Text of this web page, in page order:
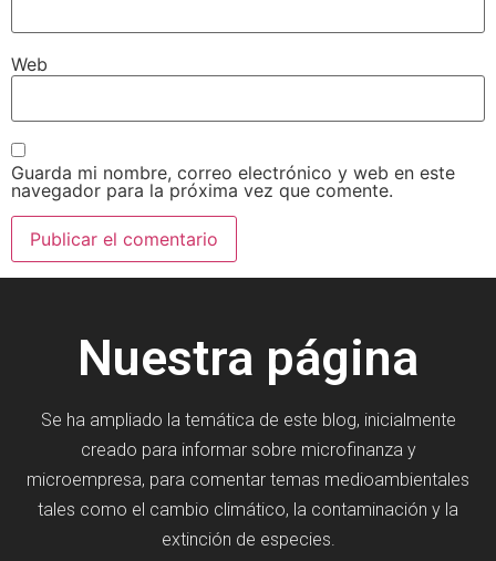
Web
Guarda mi nombre, correo electrónico y web en este
navegador para la próxima vez que comente.
Nuestra página
Se ha ampliado la temática de este blog, inicialmente
creado para informar sobre microfinanza y
microempresa, para comentar temas medioambientales
tales como el cambio climático, la contaminación y la
extinción de especies.